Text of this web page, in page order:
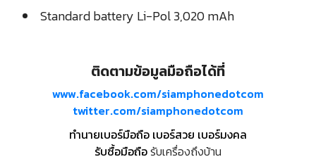
Standard battery Li-Pol 3,020 mAh
ติดตามข้อมูลมือถือได้ที่
www.facebook.com/siamphonedotcom
twitter.com/siamphonedotcom
ทำนายเบอร์มือถือ เบอร์สวย เบอร์มงคล
รับซื้อมือถือรับเครื่องถึงบ้าน